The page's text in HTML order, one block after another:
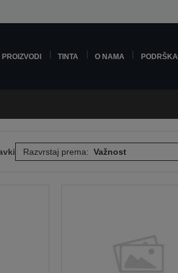
PROIZVODI TINTA O NAMA PODRŠKA
Razvrstaj prema: